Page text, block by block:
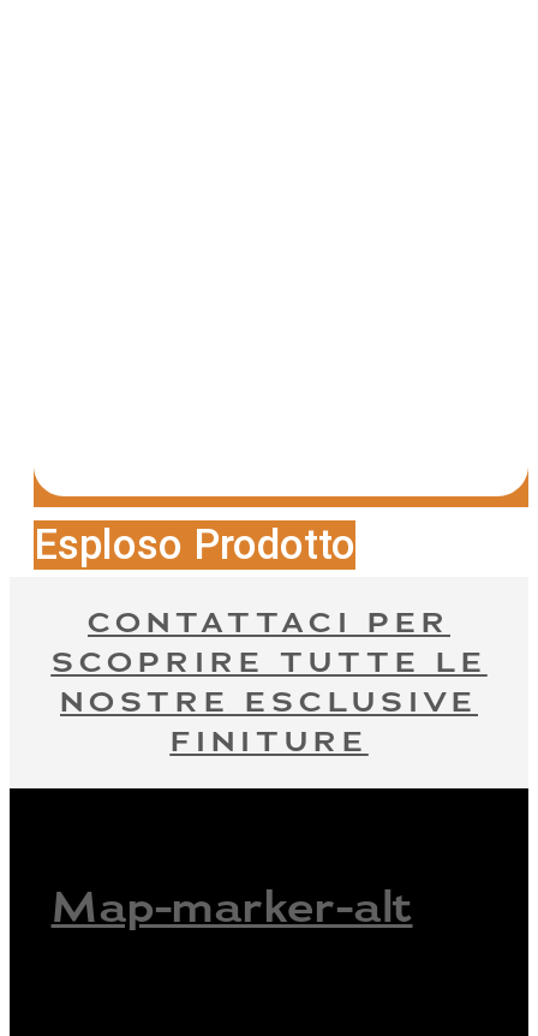
Esploso Prodotto
CONTATTACI PER
SCOPRIRE TUTTE LE
NOSTRE ESCLUSIVE
FINITURE
Map-marker-alt